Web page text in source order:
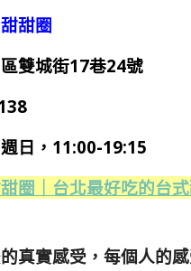
甜圈
雙城街17巷24號
日，11:00-19:15
圈｜台北最好吃的台
真實感受，每個人的